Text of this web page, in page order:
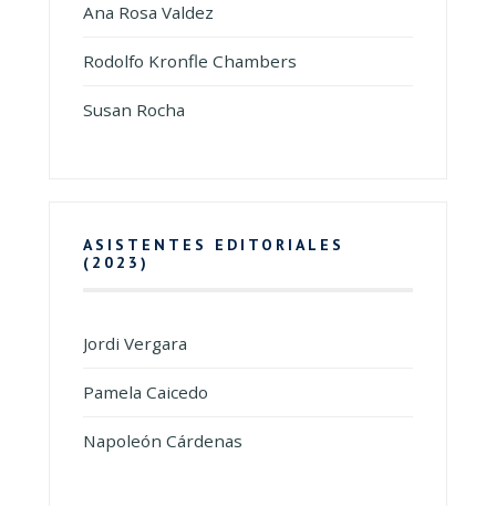
Ana Rosa Valdez
Rodolfo Kronfle Chambers
Susan Rocha
ASISTENTES EDITORIALES
(2023)
Jordi Vergara
Pamela Caicedo
Napoleón Cárdenas